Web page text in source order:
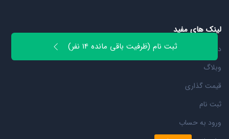
ثبت نام (ظرفیت باقی مانده 14 نفر)
لینک های مفید
درباره ما
وبلاگ
قیمت گذاری
ثبت نام
ورود به حساب